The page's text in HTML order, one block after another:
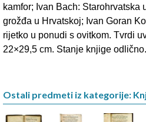
kamfor; Ivan Bach: Starohrvatska
grožđa u Hrvatskoj; Ivan Goran
rijetko u ponudi s ovitkom. Tvrdi
22×29,5 cm. Stanje knjige odlično.
Ostali predmeti iz kategorije: